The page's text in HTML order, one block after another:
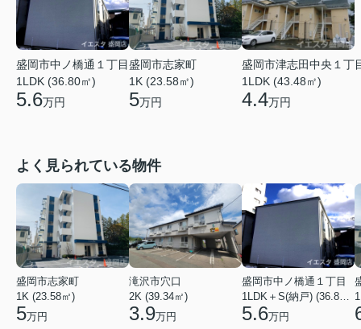
盛岡市中ノ橋通１丁目
1LDK (36.80㎡)
5.6万円
盛岡市志家町
1K (23.58㎡)
5万円
盛岡市津志田中央１丁
1LDK (43.48㎡)
4.4万円
よく見られている物件
盛岡市志家町
1K (23.58㎡)
5万円
滝沢市穴口
2K (39.34㎡)
3.9万円
盛岡市中ノ橋通１丁目
1LDK＋S(納戸) (36.80㎡)
5.6万円